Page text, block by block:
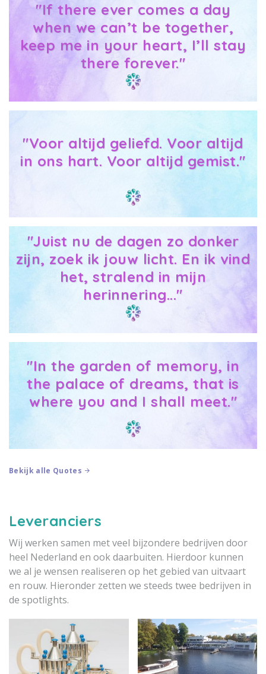
altijd voort in mij&hellip;
RememberMe
"If there ever comes a day
when we can’t be together,
keep me in your heart, I’ll stay
there forever."
"Voor altijd geliefd. Voor altijd
in ons hart. Voor altijd gemist."
"Juist nu de dagen zo donker
zijn, zoek ik jouw licht. En ik vind
het, stralend in mijn
herinnering..."
"In the garden of memory, in
the palace of dreams, that is
where you and I shall meet."
Bekijk alle Quotes
Leveranciers
Wij werken samen met veel bijzondere bedrijven door
heel Nederland en ook daarbuiten. Hierdoor kunnen
we al je wensen realiseren op het gebied van uitvaart
en rouw. Hieronder zetten we steeds twee bedrijven in
de spotlights.